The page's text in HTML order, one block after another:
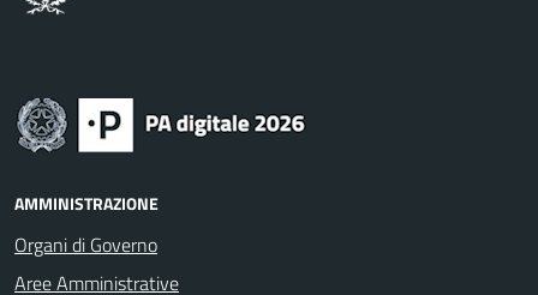
AMMINISTRAZIONE
Organi di Governo
Aree Amministrative